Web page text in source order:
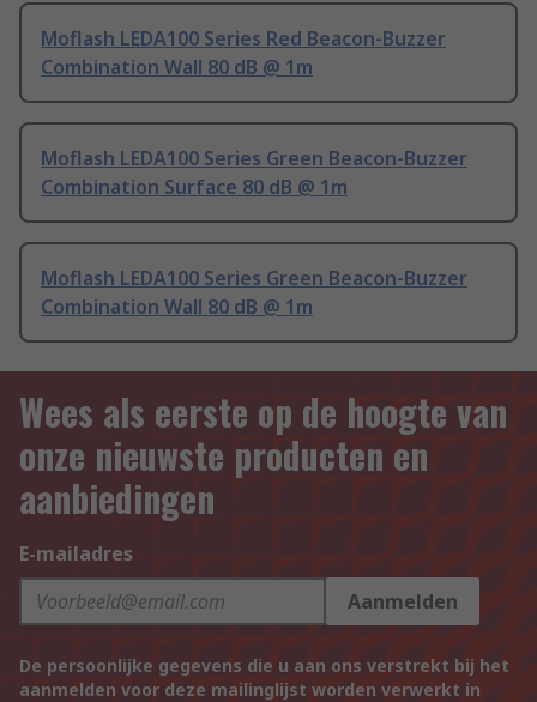
Moflash LEDA100 Series Red Beacon-Buzzer
Combination Wall 80 dB @ 1m
Moflash LEDA100 Series Green Beacon-Buzzer
Combination Surface 80 dB @ 1m
Moflash LEDA100 Series Green Beacon-Buzzer
Combination Wall 80 dB @ 1m
Wees als eerste op de hoogte van
onze nieuwste producten en
aanbiedingen
E-mailadres
Aanmelden
De persoonlijke gegevens die u aan ons verstrekt bij het
aanmelden voor deze mailinglijst worden verwerkt in